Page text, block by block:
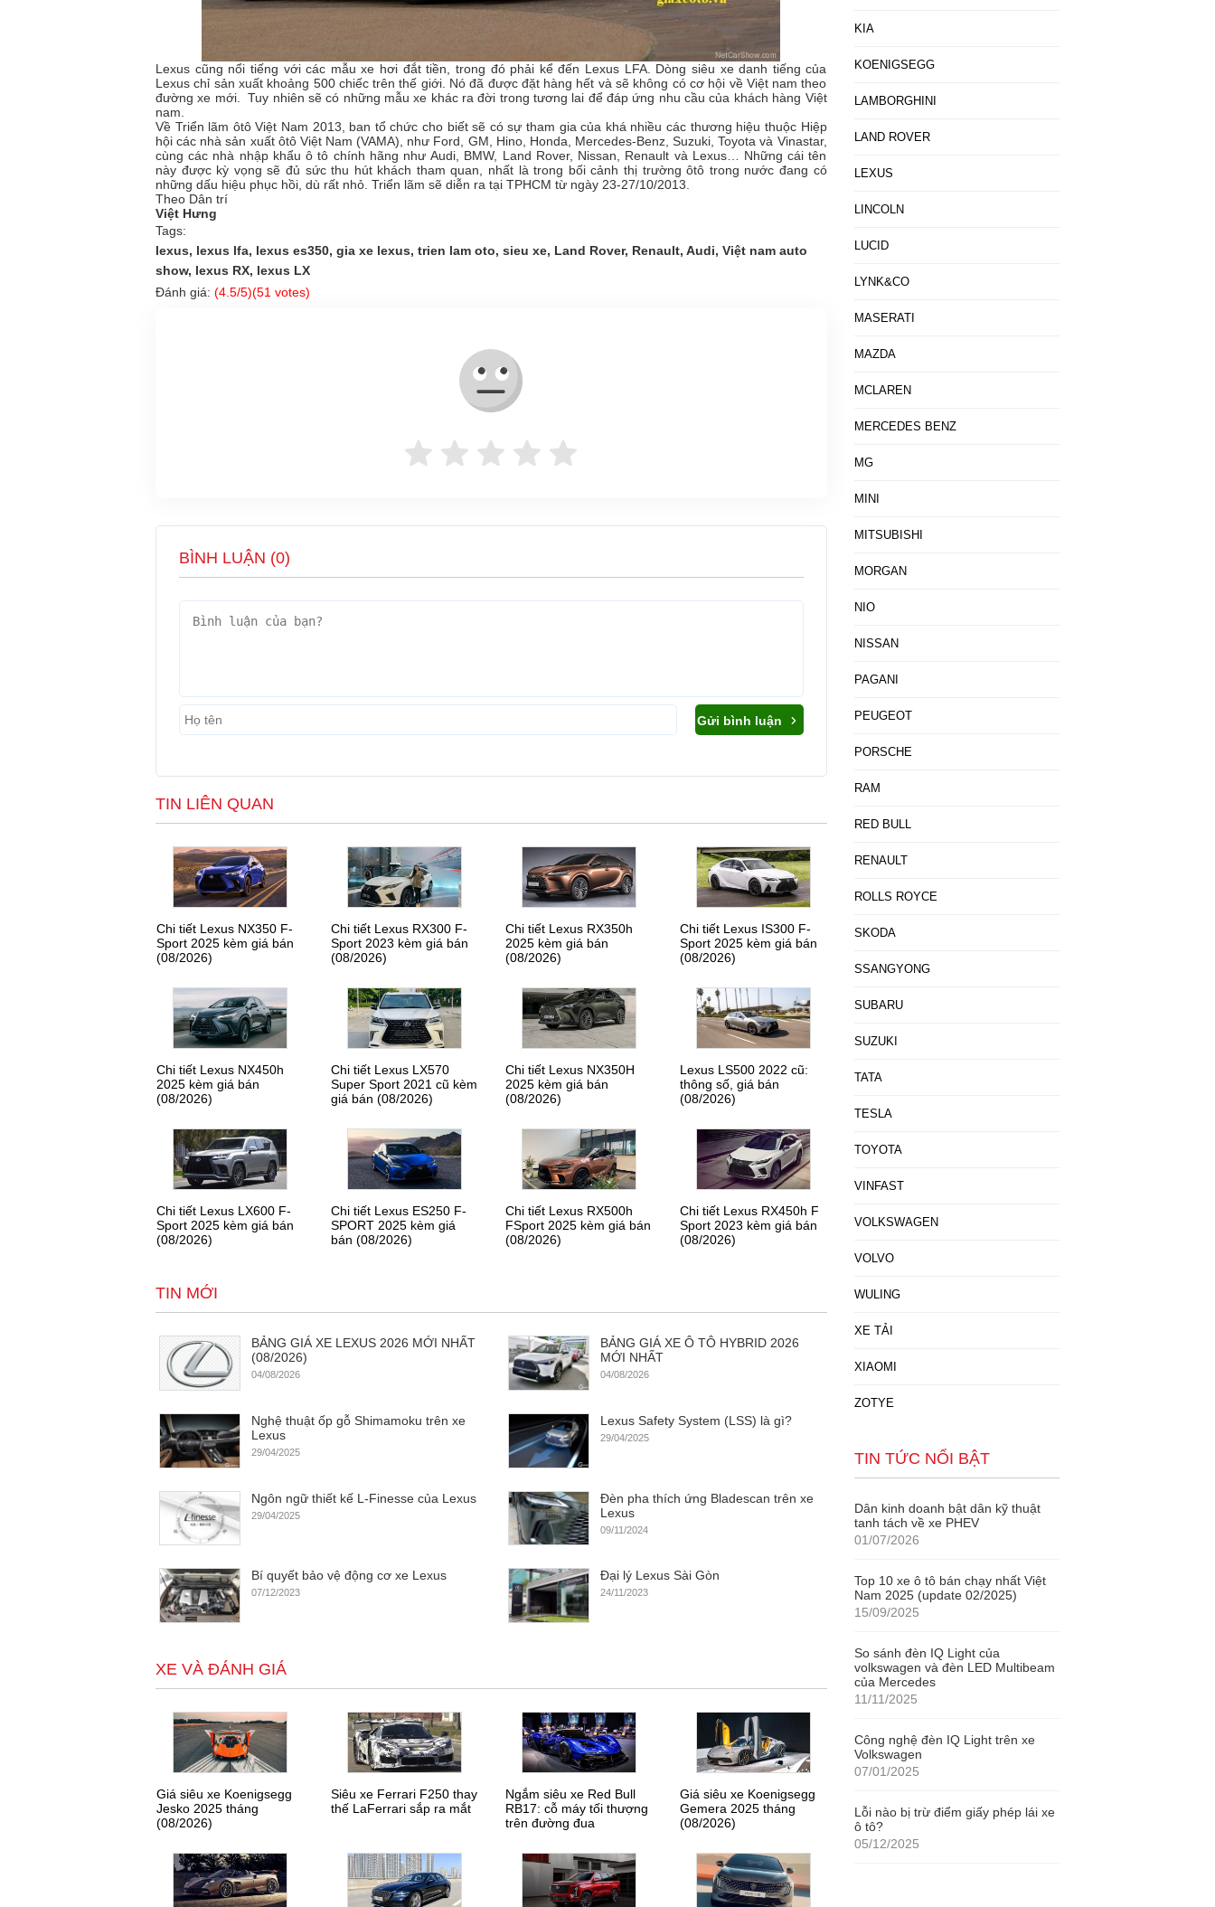
Lexus cũng nổi tiếng với các mẫu xe hơi đắt tiền, trong đó phải kể đến Lexus LFA. Dòng siêu xe danh tiếng của
Lexus chỉ sản xuất khoảng 500 chiếc trên thế giới. Nó đã được đặt hàng hết và sẽ không có cơ hội về Việt nam theo
đường xe mới. Tuy nhiên sẽ có những mẫu xe khác ra đời trong tương lai để đáp ứng nhu cầu của khách hàng Việt
nam.
Về Triển lãm ôtô Việt Nam 2013, ban tổ chức cho biết sẽ có sự tham gia của khá nhiều các thương hiệu thuộc Hiệp
hội các nhà sản xuất ôtô Việt Nam (VAMA), như Ford, GM, Hino, Honda, Mercedes-Benz, Suzuki, Toyota và Vinastar,
cùng các nhà nhập khẩu ô tô chính hãng như Audi, BMW, Land Rover, Nissan, Renault và Lexus… Những cái tên
này được kỳ vọng sẽ đủ sức thu hút khách tham quan, nhất là trong bối cảnh thị trường ôtô trong nước đang có
những dấu hiệu phục hồi, dù rất nhỏ. Triển lãm sẽ diễn ra tại TPHCM từ ngày 23-27/10/2013.
Theo Dân trí
Việt Hưng
Tags:
lexus, lexus lfa, lexus es350, gia xe lexus, trien lam oto, sieu xe, Land Rover, Renault, Audi, Việt nam auto
show, lexus RX, lexus LX
Đánh giá: (4.5/5)(51 votes)
BÌNH LUẬN (0)
Gửi bình luận
TIN LIÊN QUAN
Chi tiết Lexus NX350 F-
Sport 2025 kèm giá bán
(08/2026)
Chi tiết Lexus RX300 F-
Sport 2023 kèm giá bán
(08/2026)
Chi tiết Lexus RX350h
2025 kèm giá bán
(08/2026)
Chi tiết Lexus IS300 F-
Sport 2025 kèm giá bán
(08/2026)
Chi tiết Lexus NX450h
2025 kèm giá bán
(08/2026)
Chi tiết Lexus LX570
Super Sport 2021 cũ kèm
giá bán (08/2026)
Chi tiết Lexus NX350H
2025 kèm giá bán
(08/2026)
Lexus LS500 2022 cũ:
thông số, giá bán
(08/2026)
Chi tiết Lexus LX600 F-
Sport 2025 kèm giá bán
(08/2026)
Chi tiết Lexus ES250 F-
SPORT 2025 kèm giá
bán (08/2026)
Chi tiết Lexus RX500h
FSport 2025 kèm giá bán
(08/2026)
Chi tiết Lexus RX450h F
Sport 2023 kèm giá bán
(08/2026)
TIN MỚI
BẢNG GIÁ XE LEXUS 2026 MỚI NHẤT
(08/2026)
04/08/2026
BẢNG GIÁ XE Ô TÔ HYBRID 2026
MỚI NHẤT
04/08/2026
Nghệ thuật ốp gỗ Shimamoku trên xe
Lexus
29/04/2025
Lexus Safety System (LSS) là gì?
29/04/2025
Ngôn ngữ thiết kế L-Finesse của Lexus
29/04/2025
Đèn pha thích ứng Bladescan trên xe
Lexus
09/11/2024
Bí quyết bảo vệ động cơ xe Lexus
07/12/2023
Đại lý Lexus Sài Gòn
24/11/2023
XE VÀ ĐÁNH GIÁ
Giá siêu xe Koenigsegg
Jesko 2025 tháng
(08/2026)
Siêu xe Ferrari F250 thay
thế LaFerrari sắp ra mắt
Ngắm siêu xe Red Bull
RB17: cỗ máy tối thượng
trên đường đua
Giá siêu xe Koenigsegg
Gemera 2025 tháng
(08/2026)
KIA
KOENIGSEGG
LAMBORGHINI
LAND ROVER
LEXUS
LINCOLN
LUCID
LYNK&CO
MASERATI
MAZDA
MCLAREN
MERCEDES BENZ
MG
MINI
MITSUBISHI
MORGAN
NIO
NISSAN
PAGANI
PEUGEOT
PORSCHE
RAM
RED BULL
RENAULT
ROLLS ROYCE
SKODA
SSANGYONG
SUBARU
SUZUKI
TATA
TESLA
TOYOTA
VINFAST
VOLKSWAGEN
VOLVO
WULING
XE TẢI
XIAOMI
ZOTYE
TIN TỨC NỔI BẬT
Dân kinh doanh bật dân kỹ thuật
tanh tách về xe PHEV
01/07/2026
Top 10 xe ô tô bán chạy nhất Việt
Nam 2025 (update 02/2025)
15/09/2025
So sánh đèn IQ Light của
volkswagen và đèn LED Multibeam
của Mercedes
11/11/2025
Công nghệ đèn IQ Light trên xe
Volkswagen
07/01/2025
Lỗi nào bị trừ điểm giấy phép lái xe
ô tô?
05/12/2025